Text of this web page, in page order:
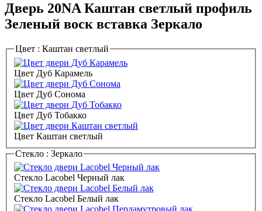
Дверь 20NA Каштан светлый профиль
Зеленый воск вставка Зеркало
Цвет : Каштан светлый
Цвет Дуб Карамель
Цвет Дуб Сонома
Цвет Дуб Тобакко
Цвет Каштан светлый
Стекло : Зеркало
Стекло Lacobel Черный лак
Стекло Lacobel Белый лак